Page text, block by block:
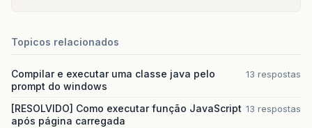
Topicos relacionados
Compilar e executar uma classe java pelo
prompt do windows
13 respostas
[RESOLVIDO] Como executar função JavaScript
após página carregada
13 respostas